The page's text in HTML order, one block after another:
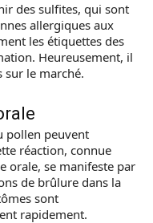
des sulfites, qui sont
allergiques aux
les étiquettes des
Heureusement, il
sur le marché.
pollen peuvent
réaction, connue
orale, se manifeste par
de brûlure dans la
sont
rapidement.